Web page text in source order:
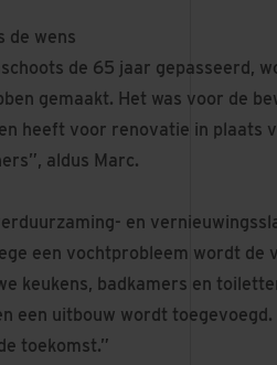
de wens
de 65 jaar gepasseerd,
gemaakt. Het was voor de
heeft voor renovatie in plaats
aldus Marc.
en
een vochtprobleem wordt de
keukens, badkamers en
een uitbouw wordt
toekomst.”